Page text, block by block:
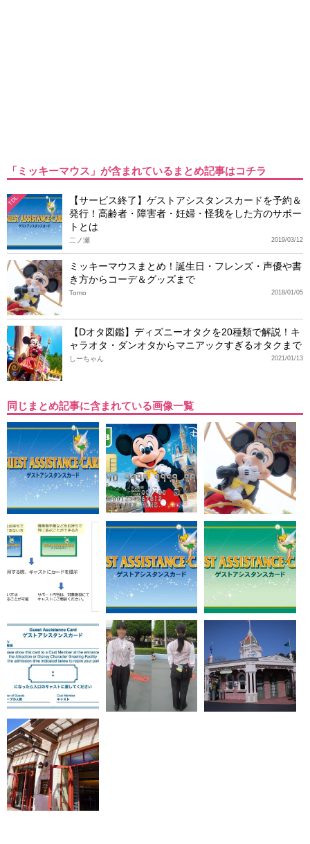
「ミッキーマウス」が含まれているまとめ記事はコチラ
TDL
【サービス終了】ゲストアシスタンスカードを予約＆
発行！高齢者・障害者・妊婦・怪我をした方のサポー
トとは
2019/03/12
二ノ瀬
ミッキーマウスまとめ！誕生日・フレンズ・声優や書
き方からコーデ＆グッズまで
2018/01/05
Tomo
【Dオタ図鑑】ディズニーオタクを20種類で解説！キ
ャラオタ・ダンオタからマニアックすぎるオタクまで
2021/01/13
しーちゃん
同じまとめ記事に含まれている画像一覧